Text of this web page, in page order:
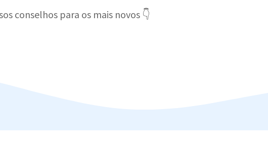
conselhos para os mais novos 👇